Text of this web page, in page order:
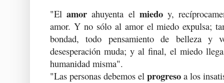
"Elamor ahuyenta el miedoy,
amor. Y no sólo al amor el miedo expulsa;
bondad, todo pensamiento de belleza y
desesperación muda; y al final, el miedo
humanidad misma".
"Las personas debemos el progreso a los